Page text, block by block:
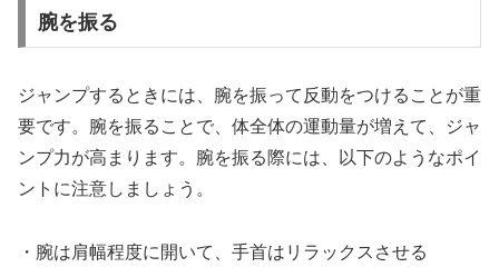
腕を振る
ジャンプするときには、腕を振って反動をつけることが重
要です。腕を振ることで、体全体の運動量が増えて、ジャ
ンプ力が高まります。腕を振る際には、以下のようなポイ
ントに注意しましょう。
・腕は肩幅程度に開いて、手首はリラックスさせる